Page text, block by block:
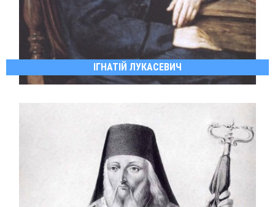
ІГНАТІЙ ЛУКАСЕВИЧ